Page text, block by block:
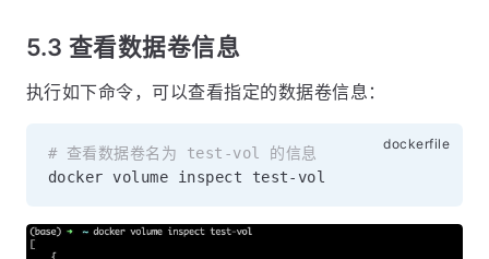
5.3 查看数据卷信息
执行如下命令，可以查看指定的数据卷信息：
# 查看数据卷名为 test-vol 的信息